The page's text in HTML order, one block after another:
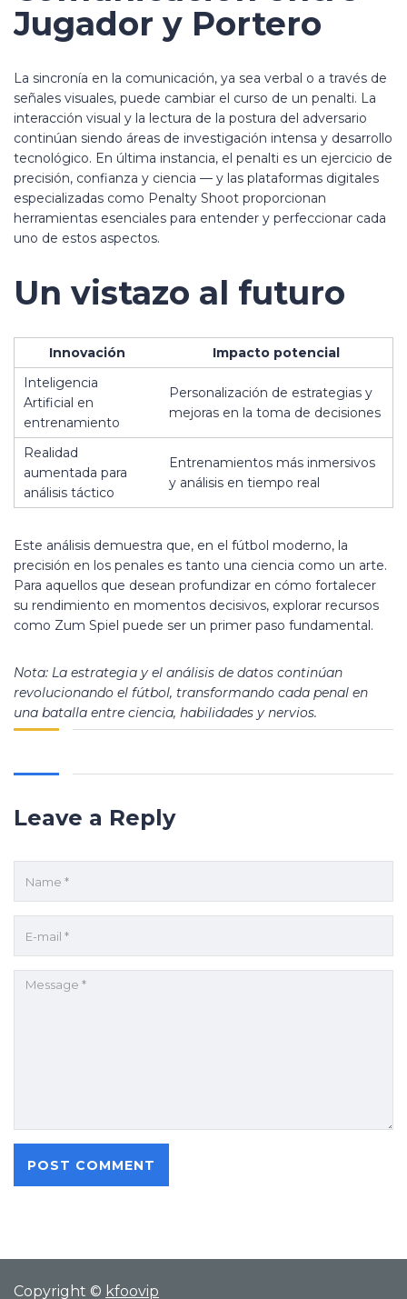
Jugador y Portero
La sincronía en la comunicación, ya sea verbal o a través de
señales visuales, puede cambiar el curso de un penalti. La
interacción visual y la lectura de la postura del adversario
continúan siendo áreas de investigación intensa y desarrollo
tecnológico. En última instancia, el penalti es un ejercicio de
precisión, confianza y ciencia — y las plataformas digitales
especializadas como Penalty Shoot proporcionan
herramientas esenciales para entender y perfeccionar cada
uno de estos aspectos.
Un vistazo al futuro
Innovación
Impacto potencial
Inteligencia
Artificial en
entrenamiento
Personalización de estrategias y
mejoras en la toma de decisiones
Realidad
aumentada para
análisis táctico
Entrenamientos más inmersivos
y análisis en tiempo real
Este análisis demuestra que, en el fútbol moderno, la
precisión en los penales es tanto una ciencia como un arte.
Para aquellos que desean profundizar en cómo fortalecer
su rendimiento en momentos decisivos, explorar recursos
como Zum Spiel puede ser un primer paso fundamental.
Nota: La estrategia y el análisis de datos continúan
revolucionando el fútbol, transformando cada penal en
una batalla entre ciencia, habilidades y nervios.
Leave a Reply
Copyright © kfoovip